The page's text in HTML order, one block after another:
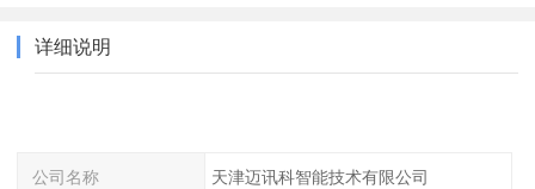
详细说明
公司名称 天津迈讯科智能技术有限公司